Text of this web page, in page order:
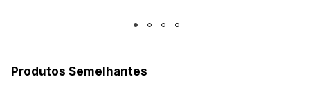
Produtos Semelhantes